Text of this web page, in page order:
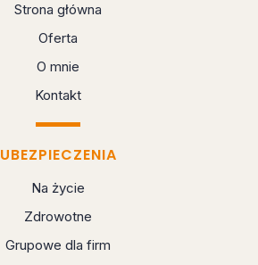
Strona główna
Oferta
O mnie
Kontakt
UBEZPIECZENIA
Na życie
Zdrowotne
Grupowe dla firm